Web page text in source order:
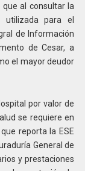
al consultar la
utilizada para el
de Información
de Cesar, a
el mayor deudor
por valor de
se requiere en
reporta la ESE
General de
y prestaciones